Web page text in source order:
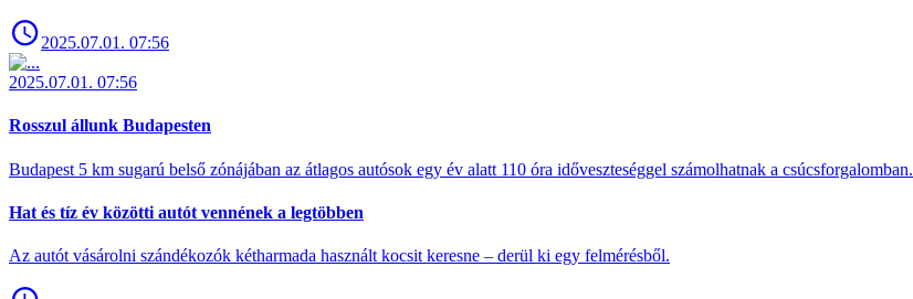
2025.07.01. 07:56
2025.07.01. 07:56
Rosszul állunk Budapesten
Budapest 5 km sugarú belső zónájában az átlagos autósok egy év alatt 110 óra időveszteséggel számolhatnak a csúcsforgalomban.
Hat és tíz év közötti autót vennének a legtöbben
Az autót vásárolni szándékozók kétharmada használt kocsit keresne – derül ki egy felmérésből.